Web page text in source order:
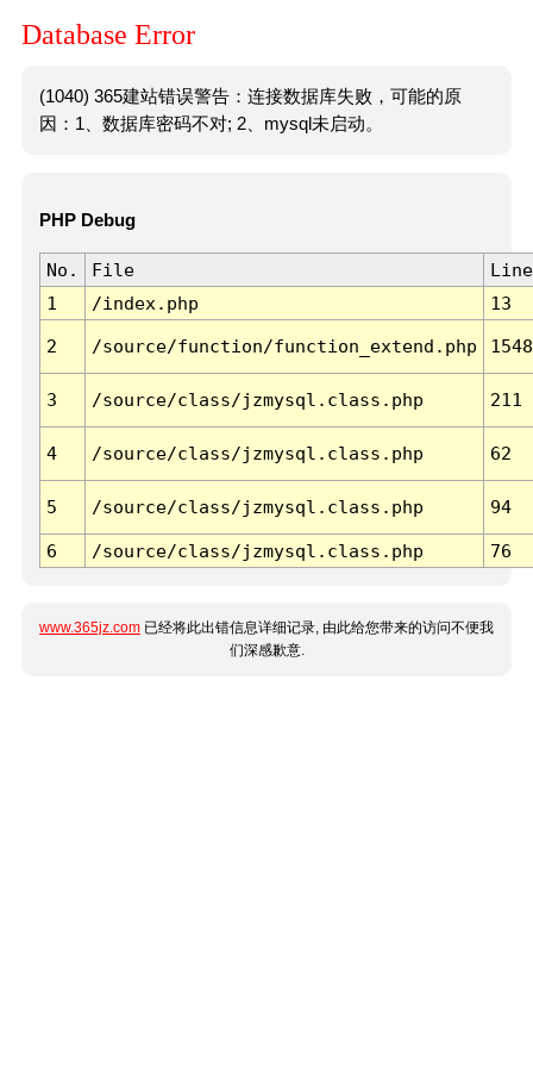
Database Error
(1040) 365建站错误警告：连接数据库失败，可能的原
因：1、数据库密码不对; 2、mysql未启动。
PHP Debug
No. File
Line
1
/index.php 13
2 /source/function/function_extend.php 1548
3 /source/class/jzmysql.class.php 211
4 /source/class/jzmysql.class.php 62
5 /source/class/jzmysql.class.php 94
6 /source/class/jzmysql.class.php 76
www.365jz.com 已经将此出错信息详细记录, 由此给您带来的访问不便我
们深感歉意.